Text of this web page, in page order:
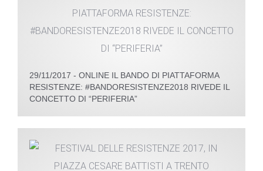
29/11/2017 - ONLINE IL BANDO DI PIATTAFORMA
RESISTENZE: #BANDORESISTENZE2018 RIVEDE IL
CONCETTO DI “PERIFERIA”